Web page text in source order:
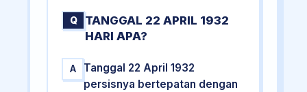
Q
TANGGAL 22 APRIL 1932
HARI APA?
A
Tanggal 22 April 1932
persisnya bertepatan dengan